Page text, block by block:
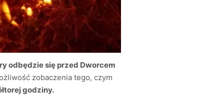
odbędzie się przed Dworcem
zobaczenia tego, czym
godziny.